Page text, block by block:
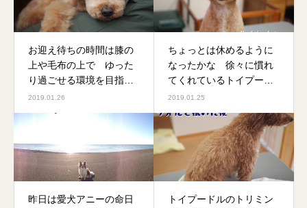
お迎え待ちの時間は膝の
上や毛布の上で ゆった
り過ごせる環境を目指し
ています
2019.01.26
ちょっとは休めるように
なったかな 徐々に慣れ
てくれているトイプード
ルがご来店
2019.01.25
昨日は愛犬アニーの命日
トイプードルのトリミン